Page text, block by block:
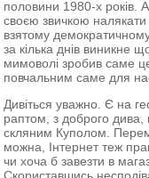
половини 1980-х років.
своєю звичкою
взятому
за кілька днів виникне
мимоволі зробив саме
повчальним саме для
Дивіться уважно. Є на
раптом, з доброго дива,
скляним Куполом.
можна, Інтернет теж
чи хоча б завезти в